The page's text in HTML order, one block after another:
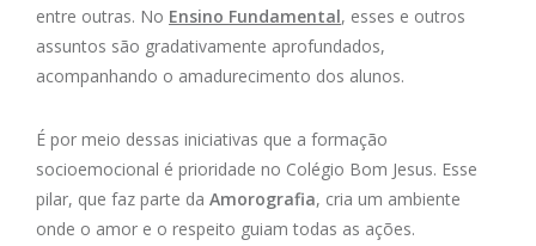
entre outras. No Ensino Fundamental, esses e outros
assuntos são gradativamente aprofundados,
acompanhando o amadurecimento dos alunos.
É por meio dessas iniciativas que a formação
socioemocional é prioridade no Colégio Bom Jesus. Esse
pilar, que faz parte da Amorografia, cria um ambiente
onde o amor e o respeito guiam todas as ações.